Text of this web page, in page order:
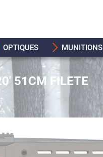
OPTIQUES MUNITIONS
51CM FILETE